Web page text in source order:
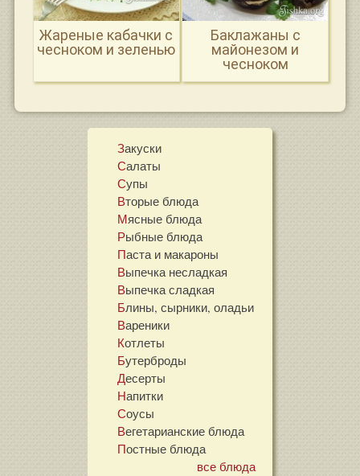
Жареные кабачки с
чесноком и зеленью
Баклажаны с
майонезом и
чесноком
Закуски
Салаты
Супы
Вторые блюда
Мясные блюда
Рыбные блюда
Паста и макароны
Выпечка несладкая
Выпечка сладкая
Блины, сырники, оладьи
Вареники
Котлеты
Бутерброды
Десерты
Напитки
Соусы
Вегетарианские блюда
Постные блюда
все блюда